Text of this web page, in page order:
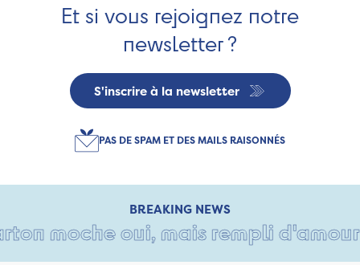
Et si vous rejoignez notre
newsletter ?
S'inscrire à la newsletter
PAS DE SPAM ET DES MAILS RAISONNÉS
BREAKING NEWS
moche oui, mais rempli d'amour •